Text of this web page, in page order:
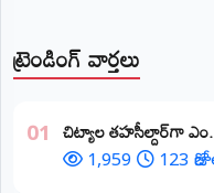
ట్రెండింగ్ వార్తలు
01 ​చిట్యాల తహసీల్దార్‌గా
1,959 123